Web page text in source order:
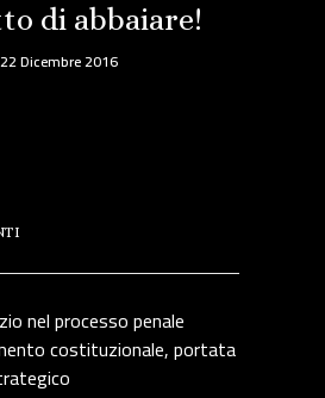
di abbaiare!
22 Dicembre 2016
nel processo penale
costituzionale, portata